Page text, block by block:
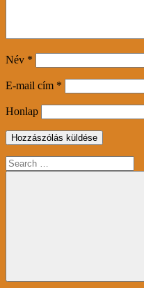
Név *
E-mail cím *
Honlap
Search
for:
Search